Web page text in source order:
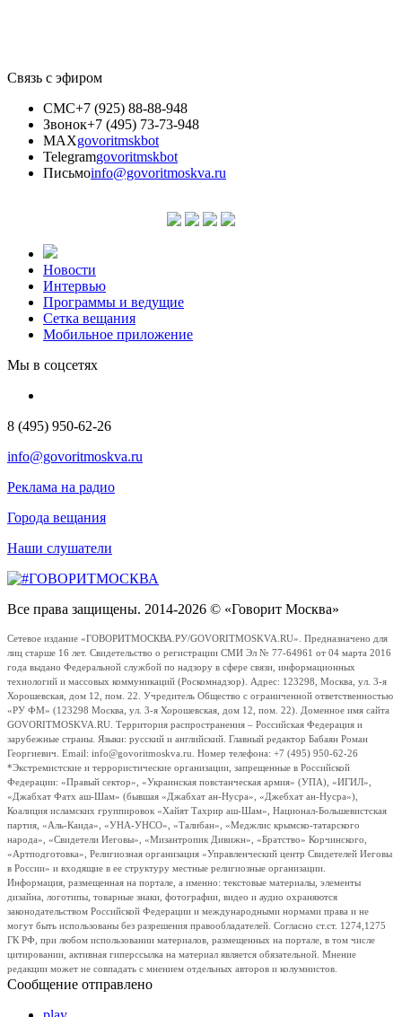
Связь с эфиром
СМС+7 (925) 88-88-948
Звонок+7 (495) 73-73-948
MAXgovoritmskbot
Telegramgovoritmskbot
Письмоinfo@govoritmoskva.ru
Новости
Интервью
Программы и ведущие
Сетка вещания
Мобильное приложение
Мы в соцсетях
8 (495) 950-62-26
info@govoritmoskva.ru
Реклама на радио
Города вещания
Наши слушатели
Все права защищены. 2014-2026 © «Говорит Москва»
Сетевое издание «ГОВОРИТМОСКВА.РУ/GOVORITMOSKVA.RU». Предназначено для
лиц старше 16 лет. Свидетельство о регистрации СМИ Эл № 77-64961 от 04 марта 2016
года выдано Федеральной службой по надзору в сфере связи, информационных
технологий и массовых коммуникаций (Роскомнадзор). Адрес: 123298, Москва, ул. 3-я
Хорошевская, дом 12, пом. 22. Учредитель Общество с ограниченной ответственностью
«РУ ФМ» (123298 Москва, ул. 3-я Хорошевская, дом 12, пом. 22). Доменное имя сайта
GOVORITMOSKVA.RU. Территория распространения – Российская Федерация и
зарубежные страны. Языки: русский и английский. Главный редактор Бабаян Роман
Георгиевич. Email: info@govoritmoskva.ru. Номер телефона: +7 (495) 950-62-26
*Экстремистские и террористические организации, запрещенные в Российской
Федерации: «Правый сектор», «Украинская повстанческая армия» (УПА), «ИГИЛ»,
«Джабхат Фатх аш-Шам» (бывшая «Джабхат ан-Нусра», «Джебхат ан-Нусра»),
Коалиция исламских группировок «Хайят Тахрир аш-Шам», Национал-Большевистская
партия, «Аль-Каида», «УНА-УНСО», «Талибан», «Меджлис крымско-татарского
народа», «Свидетели Иеговы», «Мизантропик Дивижн», «Братство» Корчинского,
«Артподготовка», Религиозная организация «Управленческий центр Свидетелей Иеговы
в России» и входящие в ее структуру местные религиозные организации.
Информация, размещенная на портале, а именно: текстовые материалы, элементы
дизайна, логотипы, товарные знаки, фотографии, видео и аудио охраняются
законодательством Российской Федерации и международными нормами права и не
могут быть использованы без разрешения правообладателей. Согласно ст.ст. 1274,1275
ГК РФ, при любом использовании материалов, размещенных на портале, в том числе
цитировании, активная гиперссылка на материал является обязательной. Мнение
редакции может не совпадать с мнением отдельных авторов и колумнистов.
Сообщение отправлено